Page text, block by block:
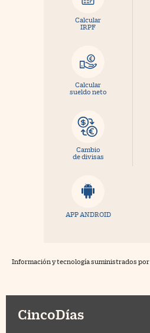
Calcular
IRPF
Calcular
sueldo neto
Cambio
de divisas
APP ANDROID
Información y tecnología suministrados por
CincoDías